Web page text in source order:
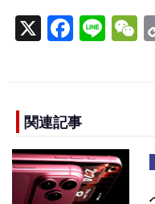
X F
a
e
b
o
o
Li
n e
関連記事